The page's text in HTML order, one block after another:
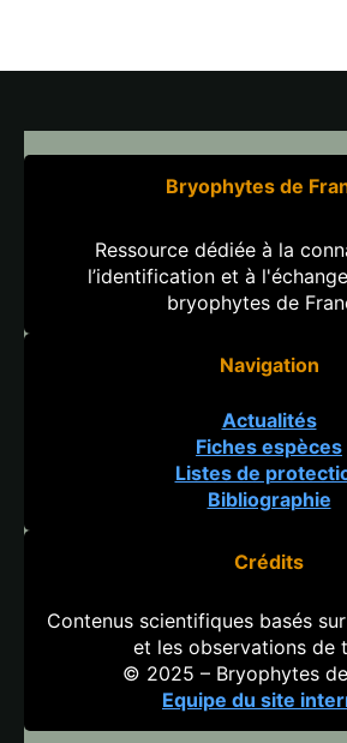
Bryophytes de
Ressource dédiée à la
l’identification et à
bryophytes de
Navigation
Actualités
Fiches espèces
Listes de
Bibliographie
Crédits
Contenus scientifiques basés
et les observations de
© 2025 – Bryophytes
Equipe du site